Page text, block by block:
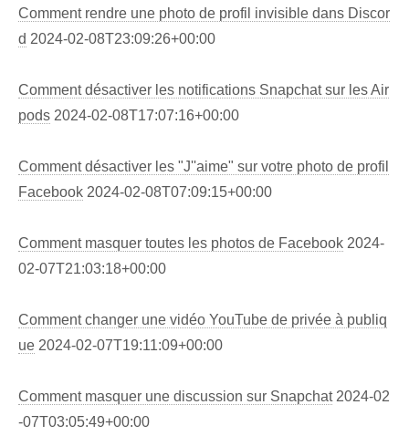
Comment rendre une photo de profil invisible dans Discor
d 2024-02-08T23:09:26+00:00
Comment désactiver les notifications Snapchat sur les Air
pods 2024-02-08T17:07:16+00:00
Comment désactiver les "J''aime" sur votre photo de profil
Facebook 2024-02-08T07:09:15+00:00
Comment masquer toutes les photos de Facebook 2024-
02-07T21:03:18+00:00
Comment changer une vidéo YouTube de privée à publiq
ue 2024-02-07T19:11:09+00:00
Comment masquer une discussion sur Snapchat 2024-02
-07T03:05:49+00:00